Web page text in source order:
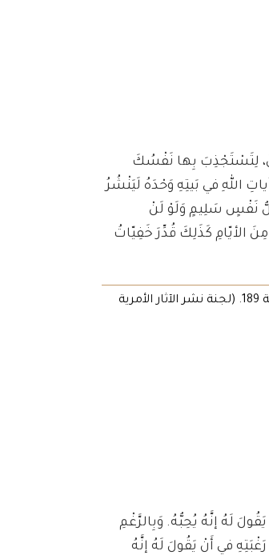
لِتَسْتَجْذِبَ بِها نَفْسُكَ
اللهِ في بَيتِهِ وَحْدَهُ لَيَنْشُرُ
كُلُّ نَفْسٍ سَلِيمٍ وَلَوْ لَنْ
الأيّامِ كَذَلِكَ قُدِّرَ خَفِيّاتُ
7. حضرة بهاء الله، (منتخباتي از آثار حضرت بهاء الله)، رقم 136، الصفحة 189. (لجنة نشر الآثار الأمرية
لَهُ إنَّهُ يُحِبُّهُ. وَبِالرَّغْمِ
في أَنْ يَقُولَ لَهُ إنَّهُ